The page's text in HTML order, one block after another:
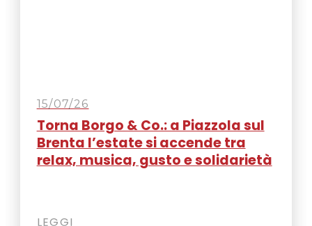
15/07/26
Torna Borgo & Co.: a Piazzola sul
Brenta l’estate si accende tra
relax, musica, gusto e solidarietà
LEGGI